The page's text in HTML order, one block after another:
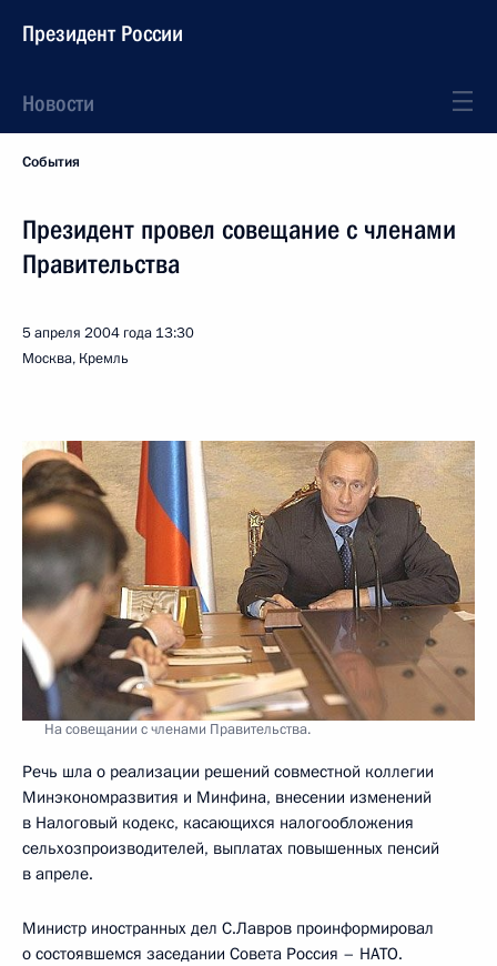
Президент России
Новости
События
Президент провел совещание с членами
Правительства
5 апреля 2004 года 13:30
Москва, Кремль
На совещании с членами Правительства.
Речь шла о реализации решений совместной коллегии
Минэкономразвития и Минфина, внесении изменений
в Налоговый кодекс, касающихся налогообложения
сельхозпроизводителей, выплатах повышенных пенсий
в апреле.
Министр иностранных дел С.Лавров проинформировал
о состоявшемся заседании Совета Россия – НАТО.